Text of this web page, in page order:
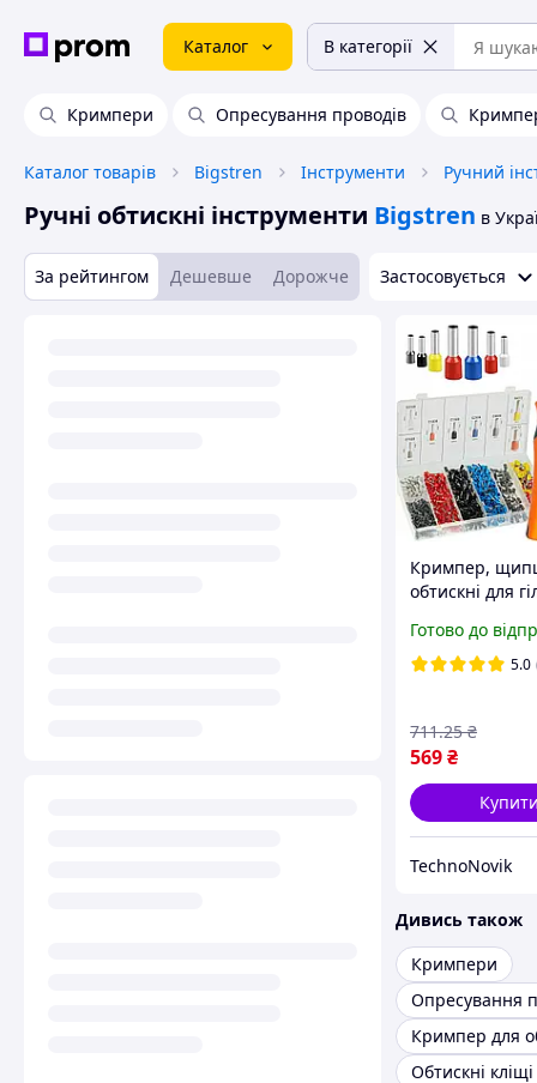
Каталог В категорії
Кримпери Опресування проводів
Каталог товарів Bigstren Інструменти Ручний
Ручні обтискні інструменти Bigstren в
За рейтингом Дешевше Дорожче Застосовується
Кримпер,
обтискні для
органайзері
(22717)
Готово до
5.0
569₴
711.25 ₴
Купити
TechnoNovik
Дивись також
Кримпери
Опресування
Кримпер для